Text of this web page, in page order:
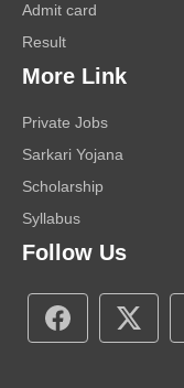
Admit card
Result
More Link
Private Jobs
Sarkari Yojana
Scholarship
Syllabus
Follow Us